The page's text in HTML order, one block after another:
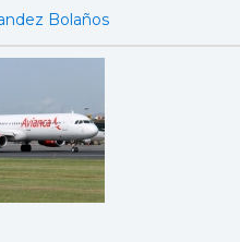
Bolaños